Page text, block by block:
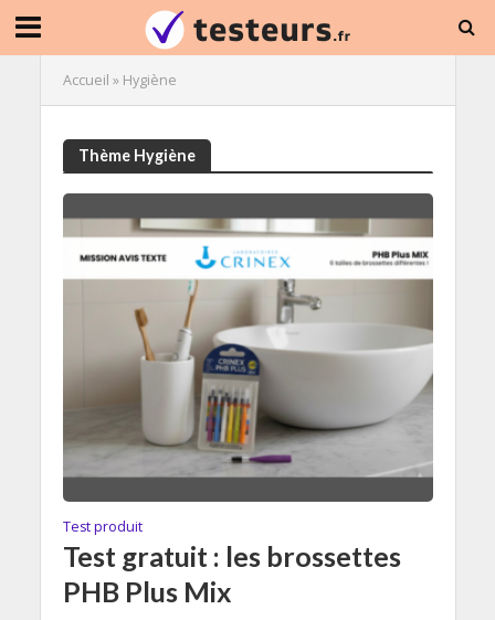
Accueil » Hygiène
Thème Hygiène
Test produit
Test gratuit : les brossettes
PHB Plus Mix